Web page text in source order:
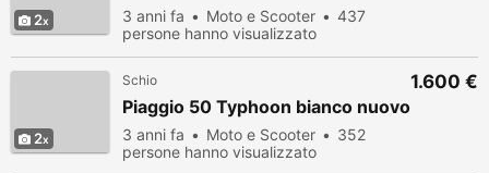
2 3 anni fa Moto e Scooter
437
persone hanno visualizzato
2
Schio
Piaggio 50 Typhoon bianco nuovo
3 anni fa Moto e Scooter
352
persone hanno visualizzato
1.600 €